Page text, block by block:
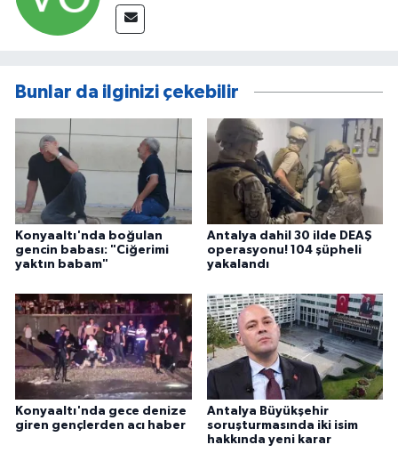
Bunlar da ilginizi çekebilir
Konyaaltı'nda boğulan
gencin babası: "Ciğerimi
yaktın babam"
Antalya dahil 30 ilde DEAŞ
operasyonu! 104 şüpheli
yakalandı
Konyaaltı'nda gece denize
giren gençlerden acı haber
Antalya Büyükşehir
soruşturmasında iki isim
hakkında yeni karar